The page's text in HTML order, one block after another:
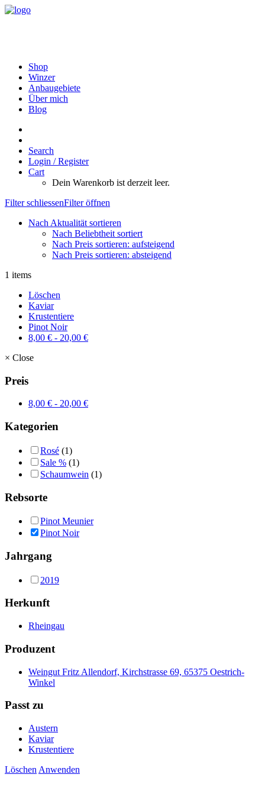
Shop
Winzer
Anbaugebiete
Über mich
Blog
Search
Login / Register
Cart
Dein Warenkorb ist derzeit leer.
Filter schliessenFilter öffnen
Nach Aktualität sortieren
Nach Beliebtheit sortiert
Nach Preis sortieren: aufsteigend
Nach Preis sortieren: absteigend
1 items
Löschen
Kaviar
Krustentiere
Pinot Noir
8,00 € - 20,00 €
× Close
Preis
8,00 € - 20,00 €
Kategorien
Rosé (1)
Sale % (1)
Schaumwein (1)
Rebsorte
Pinot Meunier
Pinot Noir
Jahrgang
2019
Herkunft
Rheingau
Produzent
Weingut Fritz Allendorf, Kirchstrasse 69, 65375 Oestrich-
Winkel
Passt zu
Austern
Kaviar
Krustentiere
Löschen Anwenden